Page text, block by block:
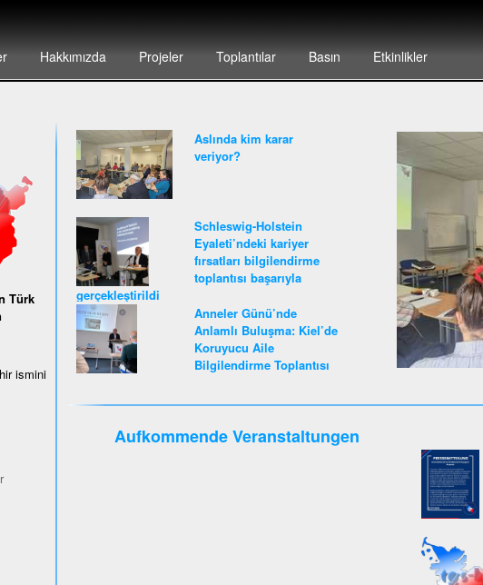
Hakkımızda Projeler Toplantılar Basın Etkinlikler
Türk
ismini
Aslında kim karar
veriyor?
Schleswig-Holstein
Eyaleti’ndeki kariyer
fırsatları bilgilendirme
toplantısı başarıyla
gerçekleştirildi
Anneler Günü’nde
Anlamlı Buluşma: Kiel’de
Koruyucu Aile
Bilgilendirme Toplantısı
Aufkommende Veranstaltungen